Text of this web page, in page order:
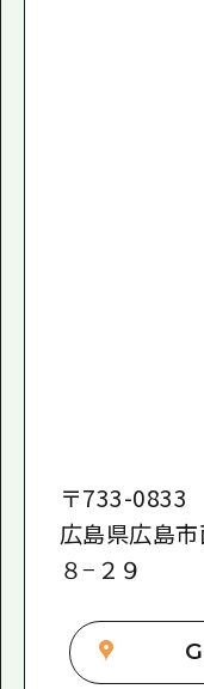
〒733-0833
広島県広島
８−２９